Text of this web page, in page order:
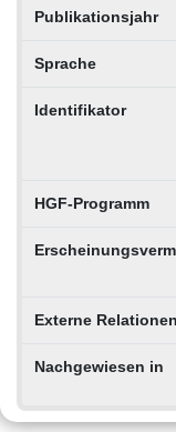
Publikationsjahr
Sprache
Identifikator
HGF-Programm
Externe Relationen
Nachgewiesen in